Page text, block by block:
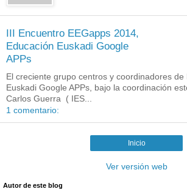
III Encuentro EEGapps 2014,
Educación Euskadi Google
APPs
El creciente grupo centros y coordinadores de
Euskadi Google APPs, bajo la coordinación
Carlos Guerra ( IES...
1 comentario:
Inicio
Ver versión web
Autor de este blog